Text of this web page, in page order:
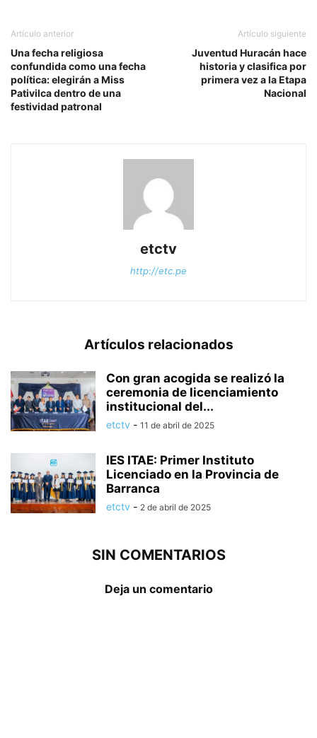
Artículo anterior
Una fecha religiosa
confundida como una fecha
política: elegirán a Miss
Pativilca dentro de una
festividad patronal
Artículo siguiente
Juventud Huracán hace
historia y clasifica por
primera vez a la Etapa
Nacional
etctv
http://etc.pe
Artículos relacionados
Con gran acogida se realizó la
ceremonia de licenciamiento
institucional del...
etctv - 11 de abril de 2025
IES ITAE: Primer Instituto
Licenciado en la Provincia de
Barranca
etctv - 2 de abril de 2025
SIN COMENTARIOS
Deja un comentario